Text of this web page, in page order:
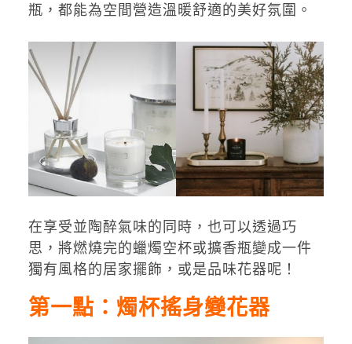
瓶，都能為空間營造溫暖舒適的美好氛圍。
在享受並陶醉氣味的同時，也可以透過巧
思，將燃燒完的蠟燭空杯或擴香瓶變成一件
獨有風格的居家擺飾，或是品味花器呢！
第一點：燭杯搖身變花器